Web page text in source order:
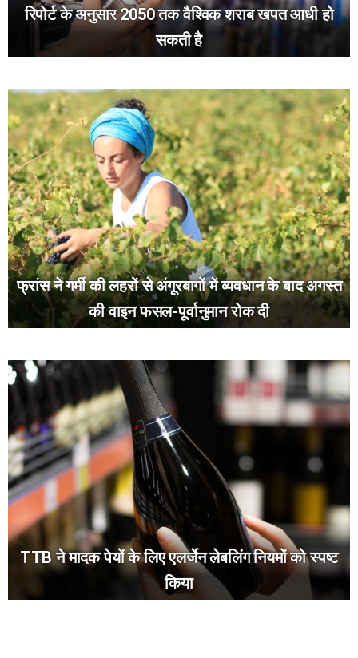
रिपोर्ट के अनुसार 2050 तक वैश्विक शराब खपत आधी हो
सकती है
फ्रांस ने गर्मी की लहरों से अंगूरबागों में व्यवधान के बाद अगस्त
की वाइन फसल-पूर्वानुमान रोक दी
TTB ने मादक पेयों के लिए एलर्जेन लेबलिंग नियमों को स्पष्ट
किया